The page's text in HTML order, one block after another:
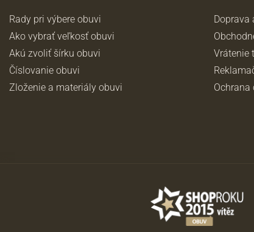
Rady pri výbere obuvi
Ako vybrať veľkosť obuvi
Akú zvoliť šírku obuvi
Číslovanie obuvi
Zloženie a materiály obuvi
Doprava
Vrátenie